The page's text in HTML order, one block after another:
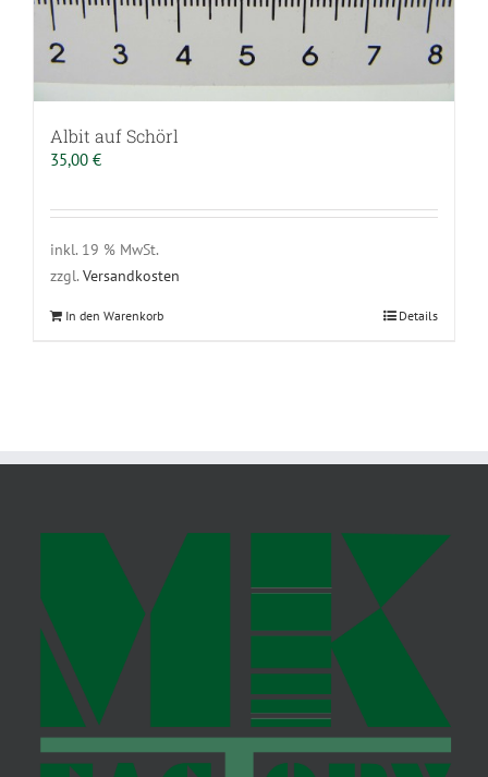
Albit auf Schörl
35,00 €
inkl. 19 % MwSt.
zzgl. Versandkosten
In den Warenkorb Details